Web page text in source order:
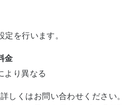
を行います。
金
より異なる
しくはお問い合わせください。